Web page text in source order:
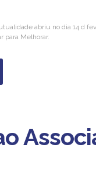
abriu no dia 14 d
para Melhorar.